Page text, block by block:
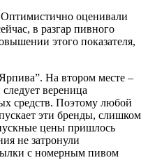
Оптимистично оценивали
в разгар пивного
этого показателя,
На втором месте –
вереница
средств. Поэтому любой
эти бренды, слишком
цены пришлось
не затронули
с номерным пивом